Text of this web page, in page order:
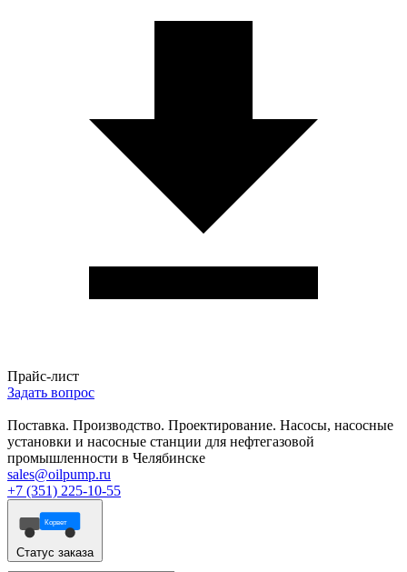
Прайс-лист
Задать вопрос
Поставка. Производство. Проектирование. Насосы, насосные
установки и насосные станции для нефтегазовой
промышленности в Челябинске
sales@oilpump.ru
+7 (351) 225-10-55
Корвет
Статус заказа